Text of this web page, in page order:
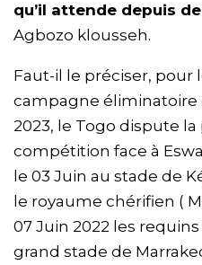
qu’il attende depuis
Agbozo klousseh.
Faut-il le préciser, pour
campagne éliminatoire
2023, le Togo dispute
compétition face à
le 03 Juin au stade de
le royaume chérifien (
07 Juin 2022 les
grand stade de